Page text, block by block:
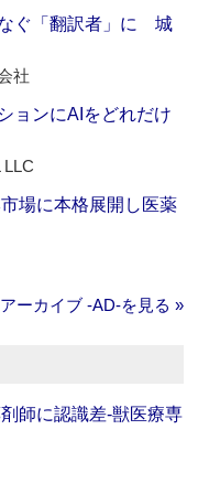
なぐ「翻訳者」に 城
社
ョンにAIをどれだけ
場に本格展開し医薬
ーカイブ ‐AD‐を見る »
師に認識差‐獣医療専